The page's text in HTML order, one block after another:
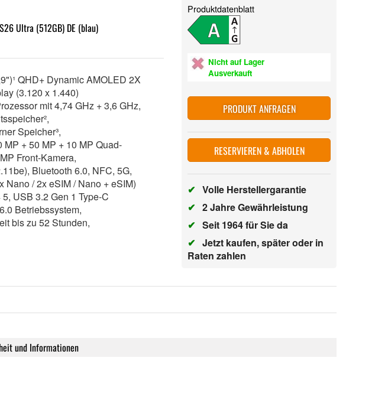
Ultra (512GB) DE (blau)
QHD+ Dynamic AMOLED 2X
(3.120 x 1.440)
mit 4,74 GHz + 3,6 GHz,
Speicher³,
MP + 50 MP + 10 MP Quad-
Front-Kamera,
Bluetooth 6.0, NFC, 5G,
Nano / 2x eSIM / Nano + eSIM)
USB 3.2 Gen 1 Type-C
Betriebssystem,
bis zu 52 Stunden,
Produktdatenblatt
Nicht auf Lager
Ausverkauft
PRODUKT ANFRAGEN
RESERVIEREN & ABHOLEN
✔ Volle Herstellergarantie
✔ 2 Jahre Gewährleistung
✔ Seit 1964 für Sie da
✔ Jetzt kaufen, später oder in
Raten zahlen
und Informationen